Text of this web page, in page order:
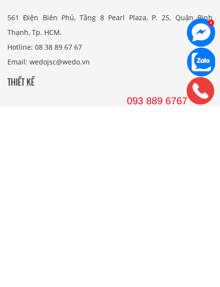
561 Điện Biên Phủ, Tầng 8 Pearl Plaza, P. 25, Quận Bình
Thạnh, Tp. HCM.
Hotline: 08 38 89 67 67
Email: wedojsc@wedo.vn
THIẾT KẾ